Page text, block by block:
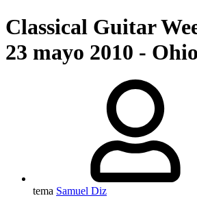
Classical Guitar
23 mayo 2010 -
tema Samuel Diz